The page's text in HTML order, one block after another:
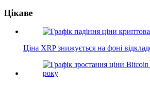
Цікаве
Ціна XRP знижується на фоні